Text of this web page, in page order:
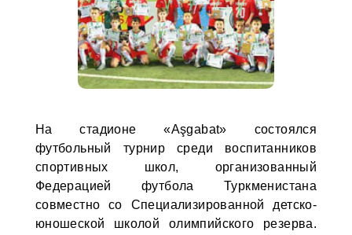
На стадионе «Aşgabat» состоялся
футбольный турнир среди воспитанников
спортивных школ, организованный
Федерацией футбола Туркменистана
совместно со Специализированной детско-
юношеской школой олимпийского резерва.